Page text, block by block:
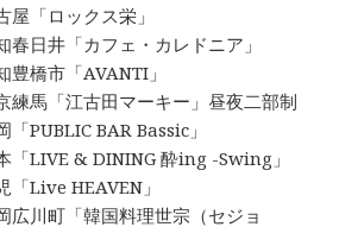
屋「ロックス栄」
春日井「カフェ・カレドニア」
豊橋市「AVANTI」
練馬「江古田マーキー」昼夜二部制
「PUBLIC BAR Bassic」
「LIVE & DINING 酔ing -Swing」
「Live HEAVEN」
広川町「韓国料理世宗（セジョ